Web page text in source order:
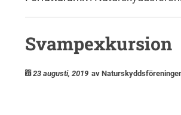
Svampexkursion
23 augusti, 2019 av